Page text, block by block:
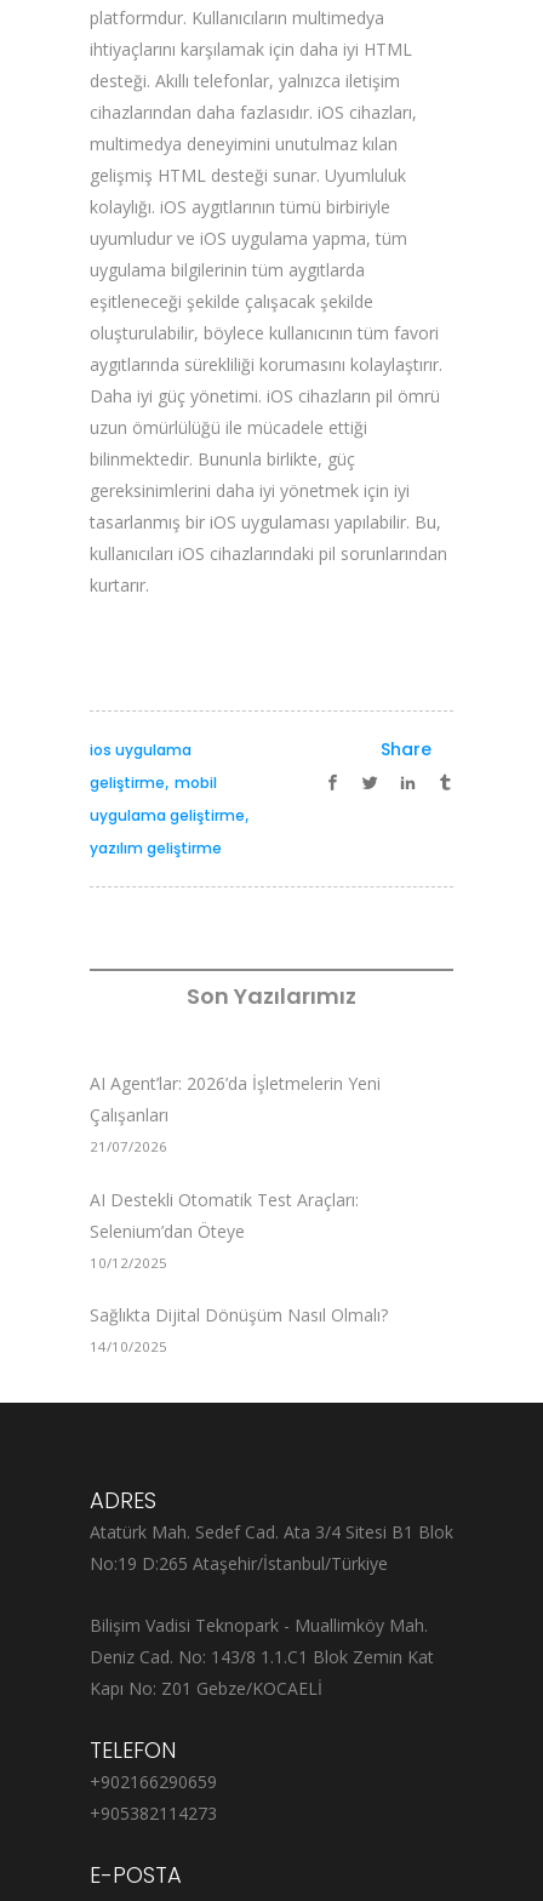
platformdur. Kullanıcıların multimedya
ihtiyaçlarını karşılamak için daha iyi HTML
desteği. Akıllı telefonlar, yalnızca iletişim
cihazlarından daha fazlasıdır. iOS cihazları,
multimedya deneyimini unutulmaz kılan
gelişmiş HTML desteği sunar. Uyumluluk
kolaylığı. iOS aygıtlarının tümü birbiriyle
uyumludur ve iOS uygulama yapma, tüm
uygulama bilgilerinin tüm aygıtlarda
eşitleneceği şekilde çalışacak şekilde
oluşturulabilir, böylece kullanıcının tüm favori
aygıtlarında sürekliliği korumasını kolaylaştırır.
Daha iyi güç yönetimi. iOS cihazların pil ömrü
uzun ömürlülüğü ile mücadele ettiği
bilinmektedir. Bununla birlikte, güç
gereksinimlerini daha iyi yönetmek için iyi
tasarlanmış bir iOS uygulaması yapılabilir. Bu,
kullanıcıları iOS cihazlarındaki pil sorunlarından
kurtarır.
ios uygulama
geliştirme, mobil
uygulama geliştirme,
yazılım geliştirme
Share
Son Yazılarımız
AI Agent’lar: 2026’da İşletmelerin Yeni
Çalışanları
21/07/2026
AI Destekli Otomatik Test Araçları:
Selenium’dan Öteye
10/12/2025
Sağlıkta Dijital Dönüşüm Nasıl Olmalı?
14/10/2025
ADRES
Atatürk Mah. Sedef Cad. Ata 3/4 Sitesi B1 Blok
No:19 D:265 Ataşehir/İstanbul/Türkiye
Bilişim Vadisi Teknopark - Muallimköy Mah.
Deniz Cad. No: 143/8 1.1.C1 Blok Zemin Kat
Kapı No: Z01 Gebze/KOCAELİ
TELEFON
+902166290659
+905382114273
E-POSTA